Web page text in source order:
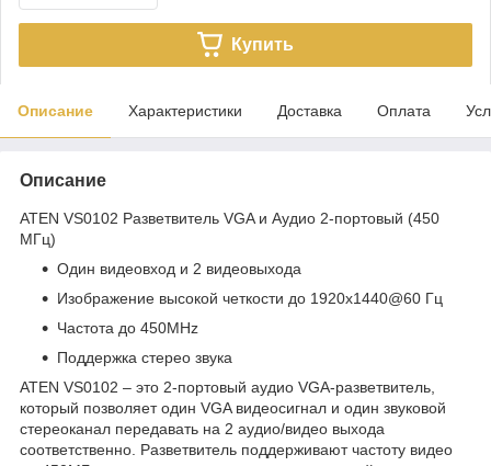
Купить
Описание Характеристики Доставка Оплата
Описание
ATEN VS0102 Разветвитель VGA и Аудио 2-портовый (450
МГц)
Один видеовход и 2 видеовыхода
Изображение высокой четкости до 1920х1440@60 Гц
Частота до 450MHz
Поддержка стерео звука
ATEN VS0102 – это 2-портовый аудио VGA-разветвитель,
который позволяет один VGA видеосигнал и один звуковой
стереоканал передавать на 2 аудио/видео выхода
соответственно. Разветвитель поддерживают частоту видео